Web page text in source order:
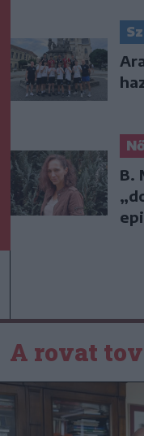
B.
A rovat